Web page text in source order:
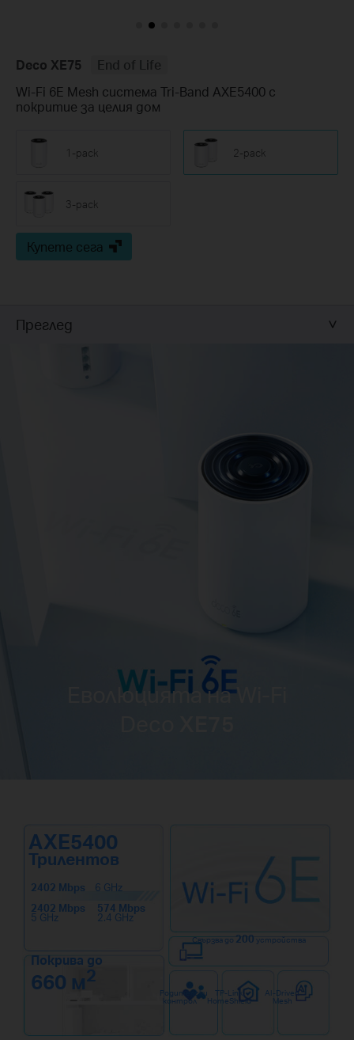
Deco XE75
End of Life
Wi-Fi 6E Mesh система Tri-Band AXE5400 с
покритие за целия дом
1-pack 2-pack
3-pack
Купете сега
Преглед
Еволюцията на Wi-Fi
AXE5400
Трилентов
2402 Mbps
6 GHz
2402 Mbps
5 GHz
574 Mbps
2.4 GHz
Свързва до 200 устройства
AI-Driven
Mesh
Родителски
контрол
TP-Link
HomeShield
Покрива до
660 м2